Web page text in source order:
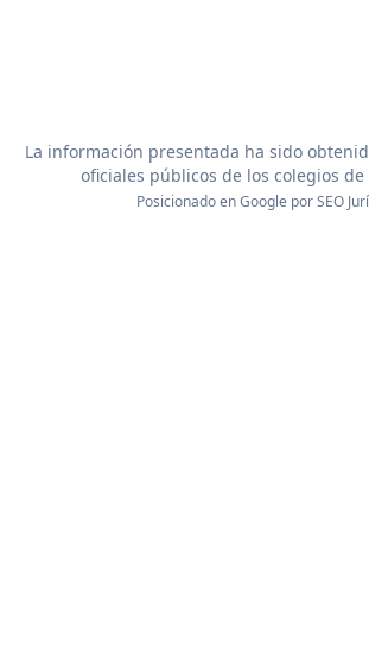
La información presentada ha sido
oficiales públicos de los colegios de
Posicionado en Google porSEO